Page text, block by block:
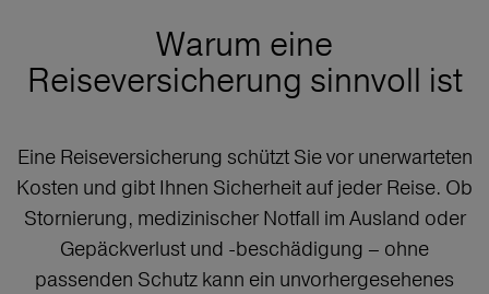
Warum eine
Reiseversicherung sinnvoll ist
Eine Reiseversicherung schützt Sie vor unerwarteten
Kosten und gibt Ihnen Sicherheit auf jeder Reise. Ob
Stornierung, medizinischer Notfall im Ausland oder
Gepäckverlust und -beschädigung – ohne
passenden Schutz kann ein unvorhergesehenes